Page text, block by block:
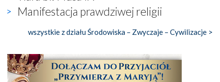
Manifestacja prawdziwej religii
wszystkie z działu Środowiska – Zwyczaje – Cywilizacje >